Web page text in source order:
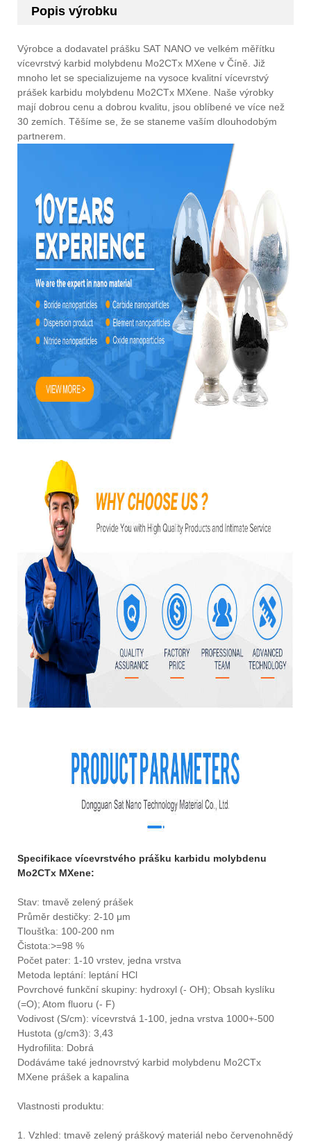
Popis výrobku
Výrobce a dodavatel prášku SAT NANO ve velkém měřítku
vícevrstvý karbid molybdenu Mo2CTx MXene v Číně. Již
mnoho let se specializujeme na vysoce kvalitní vícevrstvý
prášek karbidu molybdenu Mo2CTx MXene. Naše výrobky
mají dobrou cenu a dobrou kvalitu, jsou oblíbené ve více než
30 zemích. Těšíme se, že se staneme vaším dlouhodobým
partnerem.
Specifikace vícevrstvého prášku karbidu molybdenu
Mo2CTx MXene:
Stav: tmavě zelený prášek
Průměr destičky: 2-10 μm
Tloušťka: 100-200 nm
Čistota:>=98 %
Počet pater: 1-10 vrstev, jedna vrstva
Metoda leptání: leptání HCl
Povrchové funkční skupiny: hydroxyl (- OH); Obsah kyslíku
(=O); Atom fluoru (- F)
Vodivost (S/cm): vícevrstvá 1-100, jedna vrstva 1000+-500
Hustota (g/cm3): 3,43
Hydrofilita: Dobrá
Dodáváme také jednovrstvý karbid molybdenu Mo2CTx
MXene prášek a kapalina
Vlastnosti produktu:
1. Vzhled: tmavě zelený práškový materiál nebo červenohnědý